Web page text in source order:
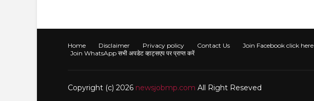
Home Disclaimer Privacy policy Contact Us Join Facebook click here
Join WhatsApp सभी अपडेट व्हाट्सएप पर प्राप्त करें
Copyright (c) 2026 newsjobmp.com All Right Reseved